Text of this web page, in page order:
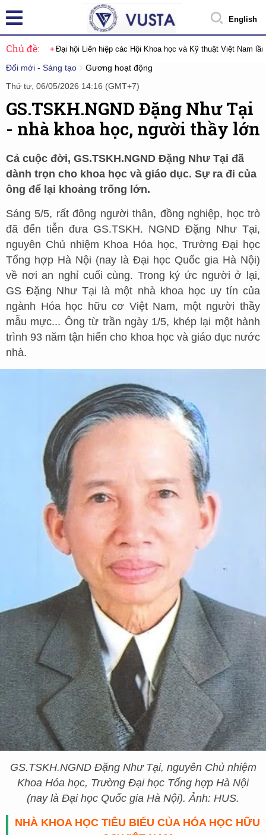
English
Chủ đề: Đại hội Liên hiệp các Hội Khoa học và Kỹ thuật Việt Nam
Đổi mới - Sáng tạo
Gương hoạt động
Thứ tư, 06/05/2026 14:16 (GMT+7)
GS.TSKH.NGND Đặng Như Tại
- nhà khoa học, người thầy lớn
Cả cuộc đời, GS.TSKH.NGND Đặng Như Tại đã
dành trọn cho khoa học và giáo dục. Sự ra đi của
ông để lại khoảng trống lớn.
Sáng 5/5, rất đông người thân, đồng nghiệp, học trò
đã đến tiễn đưa GS.TSKH. NGND Đặng Như Tại,
nguyên Chủ nhiệm Khoa Hóa học, Trường Đại học
Tổng hợp Hà Nội (nay là Đại học Quốc gia Hà Nội)
về nơi an nghỉ cuối cùng. Trong ký ức người ở lại,
GS Đặng Như Tại là một nhà khoa học uy tín của
ngành Hóa học hữu cơ Việt Nam, một người thầy
mẫu mực... Ông từ trần ngày 1/5, khép lại một hành
trình 93 năm tận hiến cho khoa học và giáo dục nước
nhà.
GS.TSKH.NGND Đặng Như Tại, nguyên Chủ nhiệm
Khoa Hóa học, Trường Đại học Tổng hợp Hà Nội
(nay là Đại học Quốc gia Hà Nội). Ảnh: HUS.
NHÀ KHOA HỌC TIÊU BIỂU CỦA HÓA HỌC HỮU